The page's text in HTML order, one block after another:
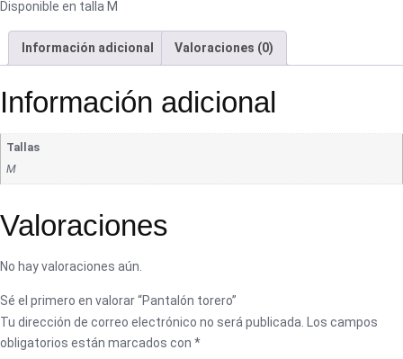
Disponible en talla M
Información adicional Valoraciones (0)
Información adicional
Tallas
M
Valoraciones
No hay valoraciones aún.
Sé el primero en valorar “Pantalón torero”
Tu dirección de correo electrónico no será publicada.
Los campos
obligatorios están marcados con *